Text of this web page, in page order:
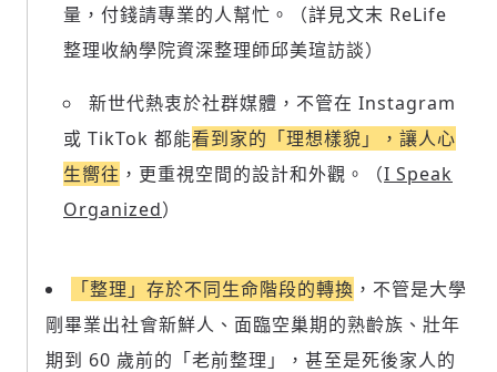
登入或註冊
掌握國際政經脈動
參與下一波全球科技革命
輸入 Email 驗證碼
請輸入發送到 的驗證碼
(十分鐘內有效)
量，付錢請專業的人幫忙。（詳見文末 ReLife
整理收納學院資深整理師邱美瑄訪談）
新世代熱衷於社群媒體，不管在 Instagram
或 TikTok 都能看到家的「理想樣貌」，讓人心
生嚮往 ，更重視空間的設計和外觀。（I Speak
Organized）
「整理」存於不同生命階段的轉換 ，不管是大學
剛畢業出社會新鮮人、面臨空巢期的熟齡族、壯年
期到 60 歲前的「老前整理」，甚至是死後家人的